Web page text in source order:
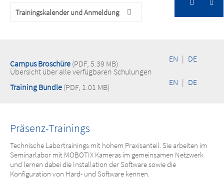
Trainingskalender und Anmeldung
Campus Broschüre (PDF, 5.39 MB)
Übersicht über alle verfügbaren Schulungen
EN | DE
Training Bundle (PDF, 1.01 MB) EN | DE
Präsenz-Trainings
Technische Labortrainings mit hohem Praxisanteil. Sie arbeiten im
Seminarlabor mit MOBOTIX Kameras im gemeinsamen Netzwerk
und lernen dabei die Installation der Software sowie die
Konfiguration von Hard- und Software kennen.